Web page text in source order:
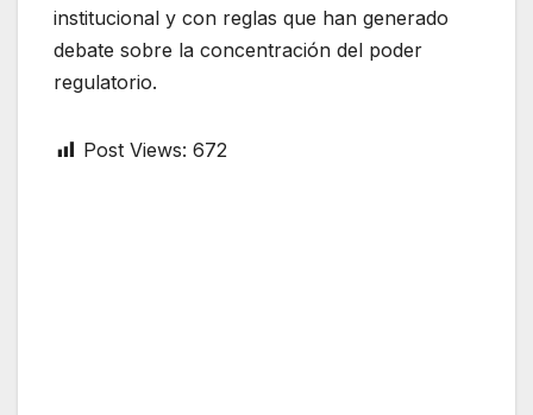
institucional y con reglas que han generado
debate sobre la concentración del poder
regulatorio.
Post Views: 672